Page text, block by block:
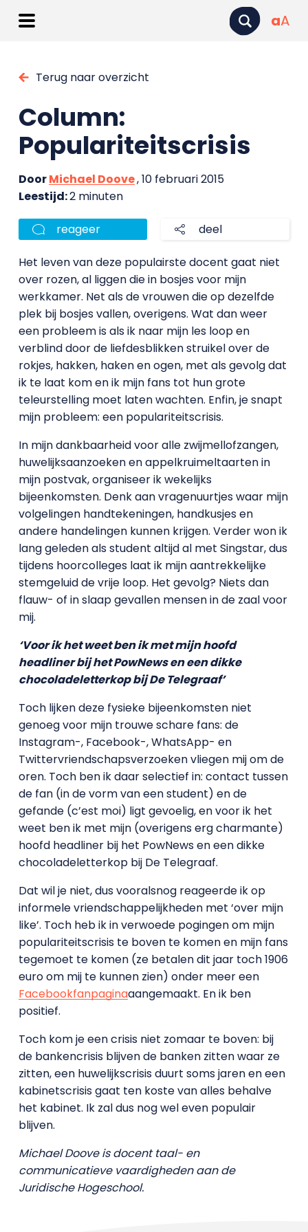
aA
Terug naar overzicht
Column:
Populariteitscrisis
DoorMichael Doove, 10 februari 2015
Leestijd:2 minuten
reageer deel
Het leven van deze populairste docent gaat niet
over rozen, al liggen die in bosjes voor mijn
werkkamer. Net als de vrouwen die op dezelfde
plek bij bosjes vallen, overigens. Wat dan weer
een probleem is als ik naar mijn les loop en
verblind door de liefdesblikken struikel over de
rokjes, hakken, haken en ogen, met als gevolg dat
ik te laat kom en ik mijn fans tot hun grote
teleurstelling moet laten wachten. Enfin, je snapt
mijn probleem: een populariteitscrisis.
In mijn dankbaarheid voor alle zwijmellofzangen,
huwelijksaanzoeken en appelkruimeltaarten in
mijn postvak, organiseer ik wekelijks
bijeenkomsten. Denk aan vragenuurtjes waar mijn
volgelingen handtekeningen, handkusjes en
andere handelingen kunnen krijgen. Verder won ik
lang geleden als student altijd al met Singstar, dus
tijdens hoorcolleges laat ik mijn aantrekkelijke
stemgeluid de vrije loop. Het gevolg? Niets dan
flauw- of in slaap gevallen mensen in de zaal voor
mij.
‘Voor ik het weet ben ik met mijn hoofd
headliner bij het PowNews en een dikke
chocoladeletterkop bij De Telegraaf’
Toch lijken deze fysieke bijeenkomsten niet
genoeg voor mijn trouwe schare fans: de
Instagram-, Facebook-, WhatsApp- en
Twittervriendschapsverzoeken vliegen mij om de
oren. Toch ben ik daar selectief in: contact tussen
de fan (in de vorm van een student) en de
gefande (c’est moi) ligt gevoelig, en voor ik het
weet ben ik met mijn (overigens erg charmante)
hoofd headliner bij het PowNews en een dikke
chocoladeletterkop bij De Telegraaf.
Dat wil je niet, dus vooralsnog reageerde ik op
informele vriendschappelijkheden met ‘over mijn
like’. Toch heb ik in verwoede pogingen om mijn
populariteitscrisis te boven te komen en mijn fans
tegemoet te komen (ze betalen dit jaar toch 1906
euro om mij te kunnen zien) onder meer een
Facebookfanpaginaaangemaakt. En ik ben
positief.
Toch kom je een crisis niet zomaar te boven: bij
de bankencrisis blijven de banken zitten waar ze
zitten, een huwelijkscrisis duurt soms jaren en een
kabinetscrisis gaat ten koste van alles behalve
het kabinet. Ik zal dus nog wel even populair
blijven.
Michael Doove is docent taal- en
communicatieve vaardigheden aan de
Juridische Hogeschool.